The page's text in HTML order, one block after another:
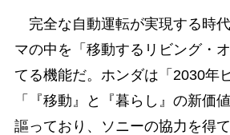
完全な自動運転が実現する時
マの中を「移動するリビング・
てる機能だ。ホンダは「2030年
「『移動』と『暮らし』の新価
謳っており、ソニーの協力を得